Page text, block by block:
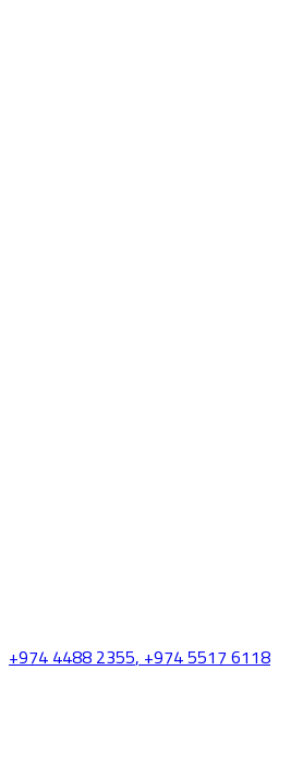
+974 4488 2355, +974 5517 6118